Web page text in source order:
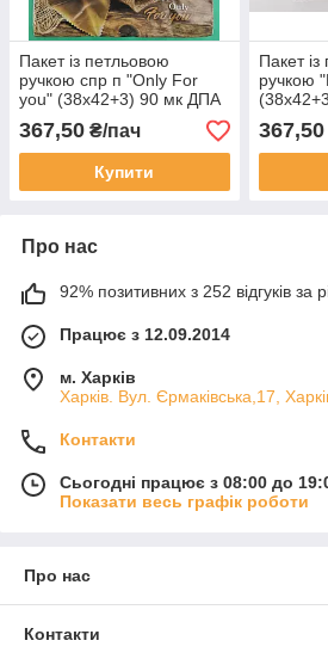
Пакет із петльовою
ручкою спр п "Only For
you" (38х42+3) 90 мк ДПА
(50 шт)
367,50 ₴/пач
Купити
Пакет
ручкою
шт.)
367,50
Про нас
92% позитивних з 252 відгуків за
Працює з 12.09.2014
м. Харків
Харків. Вул. Єрмаківська,17,
Контакти
Сьогодні працює з 08:00 до
Показати весь графік роботи
Про нас
Контакти